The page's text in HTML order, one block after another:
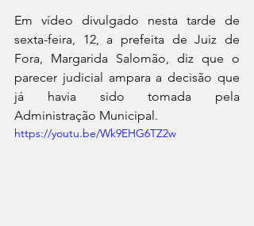
Em vídeo divulgado nesta tarde de
sexta-feira, 12, a prefeita de Juiz de
Fora, Margarida Salomão, diz que o
parecer judicial ampara a decisão que
já havia sido tomada pela
Administração Municipal.
https://youtu.be/Wk9EHG6TZ2w